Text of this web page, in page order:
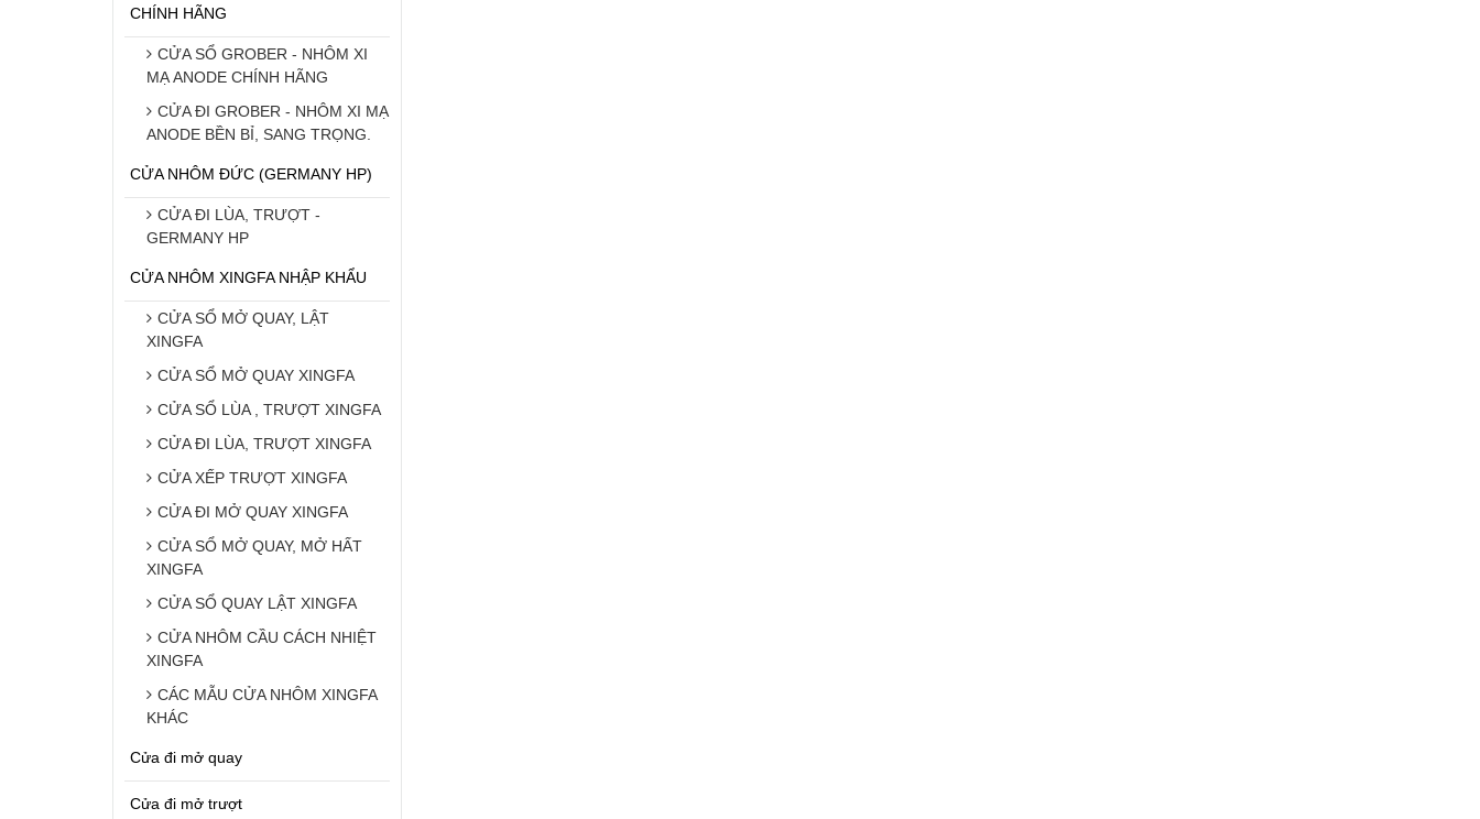
CHÍNH HÃNG
CỬA SỔ GROBER - NHÔM XI
MẠ ANODE CHÍNH HÃNG
CỬA ĐI GROBER - NHÔM XI MẠ
ANODE BỀN BỈ, SANG TRỌNG.
CỬA NHÔM ĐỨC (GERMANY HP)
CỬA ĐI LÙA, TRƯỢT -
GERMANY HP
CỬA NHÔM XINGFA NHẬP KHẨU
CỬA SỔ MỞ QUAY, LẬT
XINGFA
CỬA SỔ MỞ QUAY XINGFA
CỬA SỔ LÙA , TRƯỢT XINGFA
CỬA ĐI LÙA, TRƯỢT XINGFA
CỬA XẾP TRƯỢT XINGFA
CỬA ĐI MỞ QUAY XINGFA
CỬA SỔ MỞ QUAY, MỞ HẤT
XINGFA
CỬA SỔ QUAY LẬT XINGFA
CỬA NHÔM CẦU CÁCH NHIỆT
XINGFA
CÁC MẪU CỬA NHÔM XINGFA
KHÁC
Cửa đi mở quay
Cửa đi mở trượt